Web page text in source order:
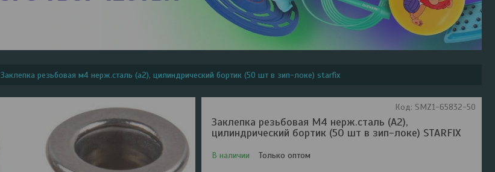
Заклепка резьбовая м4 нерж.сталь (а2), цилиндрический бортик (50 шт в зип-локе) starfix
Заклепка резьбовая М4 нерж.сталь (А2),
цилиндрический бортик (50 шт в зип-локе) STARFIX
В наличии Только оптом
Код: SMZ1-65832-50